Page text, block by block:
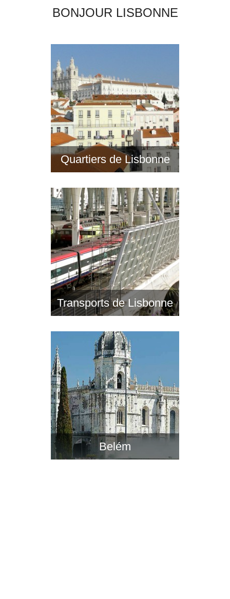
BONJOUR LISBONNE
Quartiers de Lisbonne
Transports de Lisbonne
Belém